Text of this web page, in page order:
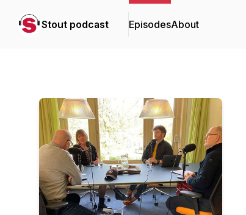
Stout podcast EpisodesAbout